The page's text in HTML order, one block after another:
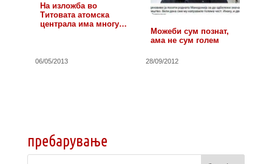
На изложба во
Титовата атомска
централа има многу
06/05/2013
Можеби сум познат,
ама не сум голем
28/09/2012
пребарување